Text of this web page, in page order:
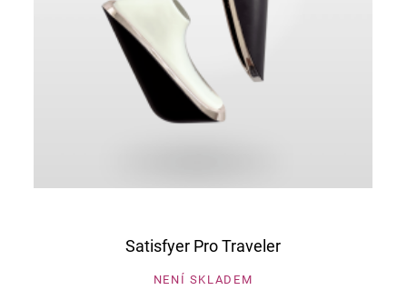
Satisfyer Pro Traveler
NENÍ SKLADEM